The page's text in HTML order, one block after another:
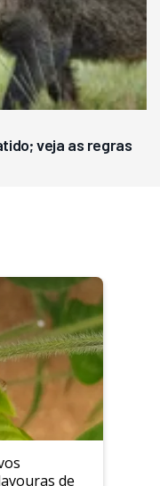
veja as regras
de